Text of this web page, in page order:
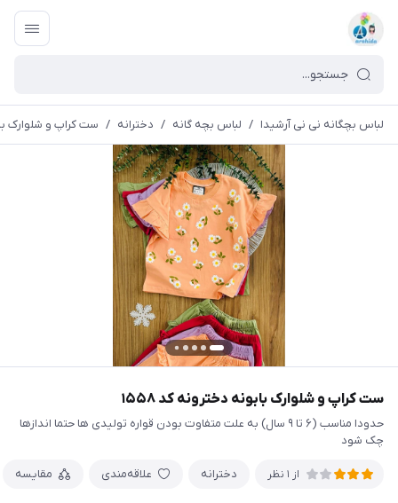
لباس بچگانه نی نی آرشیدا / لباس بچه گانه / دخترانه / ست کراپ و شلوارک
ست کراپ و شلوارک بابونه دخترونه کد ۱۵۵۸
حدودا مناسب (۶ تا ۹ سال) به علت متفاوت بودن قواره تولیدی ها حتما اندازها
چک شود
از 1 نظر دخترانه علاقه‌مندی مقایسه